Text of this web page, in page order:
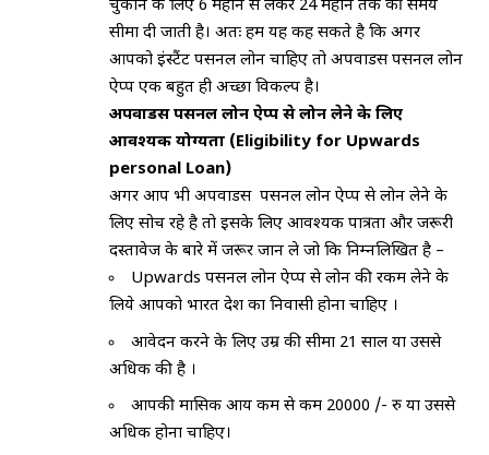
चुकाने के लिए 6 महीने से लेकर 24 महीने तक की समय
सीमा दी जाती है। अतः हम यह कह सकते है कि अगर
आपको इंस्टैंट पर्सनल लोन चाहिए तो अपवार्डस पर्सनल लोन
ऐप्प एक बहुत ही अच्छा विकल्प है।
अपवार्डस पर्सनल लोन ऐप्प से लोन लेने के लिए
आवश्यक योग्यता (Eligibility for Upwards
personal Loan)
अगर आप भी अपवार्डस पर्सनल लोन ऐप्प से लोन लेने के
लिए सोच रहे है तो इसके लिए आवश्यक पात्रता और जरूरी
दस्तावेज के बारे में जरूर जान ले जो कि निम्नलिखित है –
Upwards पर्सनल लोन ऐप्प से लोन की रकम लेने के
लिये आपको भारत देश का निवासी होना चाहिए ।
आवेदन करने के लिए उम्र की सीमा 21 साल या उससे
अधिक की है ।
आपकी मासिक आय कम से कम 20000 /- रु या उससे
अधिक होना चाहिए।